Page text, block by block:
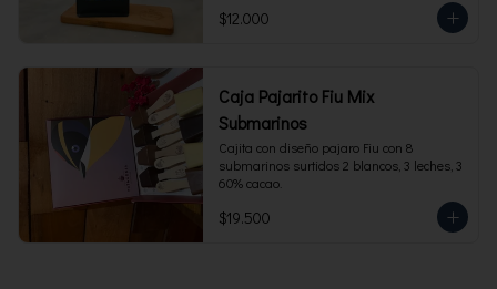
$12.000
Caja Pajarito Fiu Mix
Submarinos
Cajita con diseño pajaro Fiu con 8
submarinos surtidos 2 blancos, 3 leches, 3
60% cacao.
$19.500